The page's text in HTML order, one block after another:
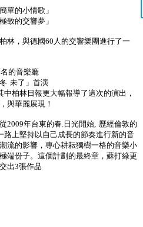
單的小情歌」
致的交響夢」
林，與德國60人的交響樂團進行了一
的音樂廳
未了」首演
柏林日報更大幅報導了這次的演出，
與華麗展現！
2009年台東的春.日光開始, 歷經倫敦的
路上堅持以自己成長的節奏進行新的音
流的影響，專心耕耘獨樹一格的音樂小
端份子。這個計劃的最終章，蘇打綠更
出3張作品